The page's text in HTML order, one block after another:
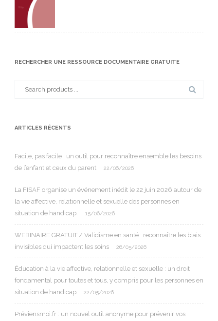
RECHERCHER UNE RESSOURCE DOCUMENTAIRE GRATUITE
ARTICLES RÉCENTS
Facile, pas facile : un outil pour reconnaître ensemble les besoins
de l’enfant et ceux du parent
22/06/2026
La FISAF organise un événement inédit le 22 juin 2026 autour de
la vie affective, relationnelle et sexuelle des personnes en
situation de handicap.
15/06/2026
WEBINAIRE GRATUIT / Validisme en santé : reconnaître les biais
invisibles qui impactent les soins
26/05/2026
Éducation à la vie affective, relationnelle et sexuelle : un droit
fondamental pour toutes et tous, y compris pour les personnes en
situation de handicap
22/05/2026
Préviensmoi.fr : un nouvel outil anonyme pour prévenir vos